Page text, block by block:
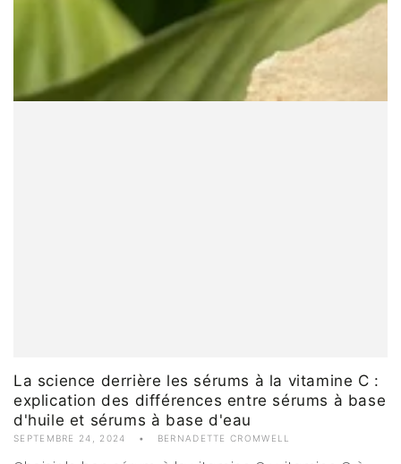
La science derrière les sérums à la vitamine C :
explication des différences entre sérums à base
d'huile et sérums à base d'eau
SEPTEMBRE 24, 2024 BERNADETTE CROMWELL